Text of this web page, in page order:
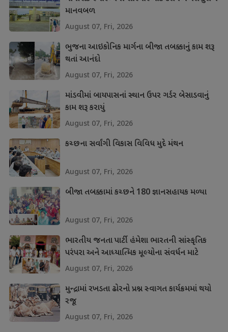
માનવબળ
August 07, Fri, 2026
ભુજના આઇકોનિક માર્ગના બીજા તબક્કાનું કામ શરૂ
થતાં આનંદો
August 07, Fri, 2026
માંડવીમાં બાયપાસનાં સ્થાન ઉપર ગર્ડર બેસાડવાનું
કામ શરૂ કરાયું
August 07, Fri, 2026
કચ્છના સર્વાંગી વિકાસ વિવિધ મુદે મંથન
August 07, Fri, 2026
બીજા તબક્કામાં કચ્છને 180 જ્ઞાનસહાયક મળ્યા
August 07, Fri, 2026
ભારતીય જનતા પાર્ટી હંમેશા ભારતની સાંસ્કૃતિક
પરંપરા અને આધ્યાત્મિક મૂલ્યોના સંવર્ધન માટે
પ્રતિબદ્ધ
August 07, Fri, 2026
મુન્દ્રામાં રખડતા ઢોરનો પ્રશ્ન સ્વાગત કાર્યક્રમમાં થયો
રજૂ
August 07, Fri, 2026